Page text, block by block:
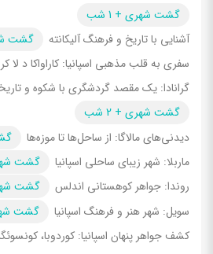
گشت شهری + 1 شب
آشنایی با تاریخ و فرهنگ آلیکانته
گشت
سفری به قلب مذهبی اسپانیا: کاراواکا د لا
گرانادا: یک مقصد گردشگری با شکوه و
گشت شهری + 2 شب
دیدنی‌های مالاگا: از ساحل‌ها تا موزه‌ها
ماربلا: شهر زیبای ساحلی اسپانیا
گشت
روندا: جواهر کوهستانی اندلس
گشت
سویل: شهر هنر و فرهنگ اسپانیا
گشت
کشف جواهر پنهان اسپانیا: کوردوبا،